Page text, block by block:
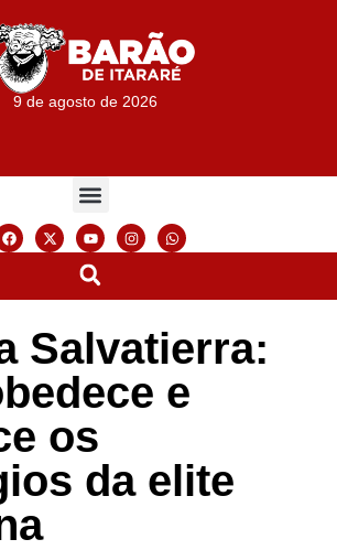
9 de agosto de 2026
Salvatierra:
e
os
da elite